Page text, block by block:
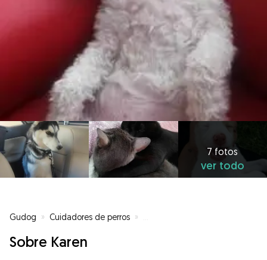
7 fotos
ver todo
Gudog » Cuidadores de perros »
Sobre Karen